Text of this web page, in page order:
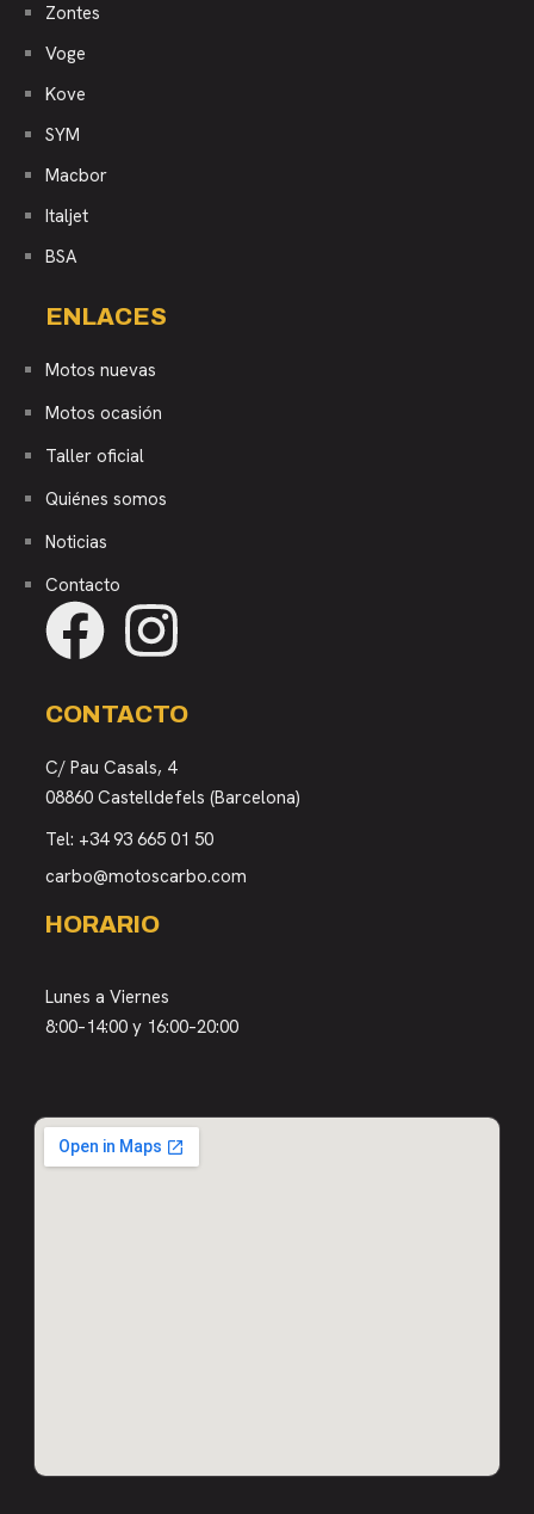
Zontes
Voge
Kove
SYM
Macbor
Italjet
BSA
ENLACES
Motos nuevas
Motos ocasión
Taller oficial
Quiénes somos
Noticias
Contacto
CONTACTO
C/ Pau Casals, 4
08860 Castelldefels (Barcelona)
Tel: +34 93 665 01 50
carbo@motoscarbo.com
HORARIO
Lunes a Viernes
8:00–14:00 y 16:00–20:00